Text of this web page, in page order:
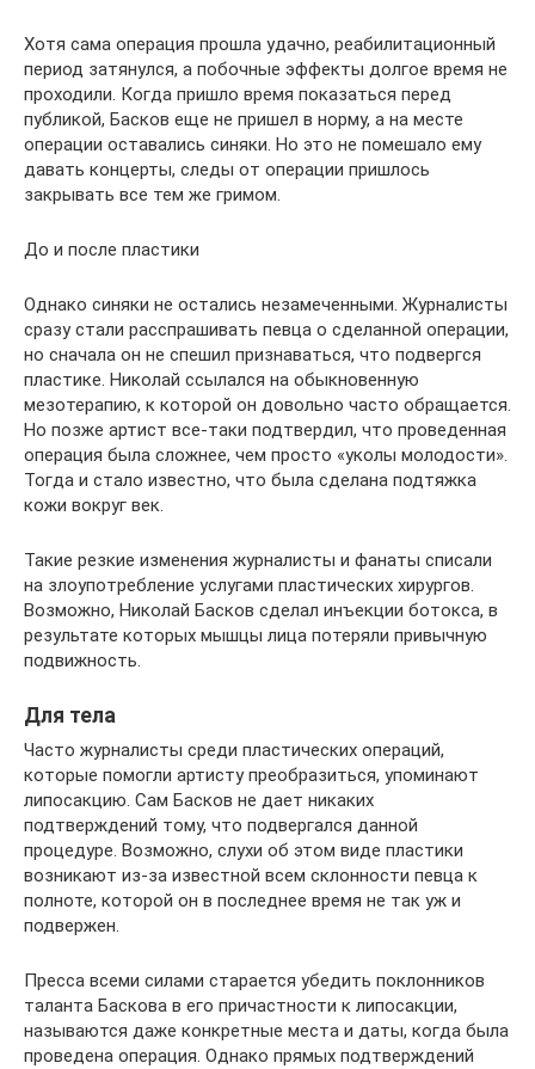
Хотя сама операция прошла удачно, реабилитационный
период затянулся, а побочные эффекты долгое время не
проходили. Когда пришло время показаться перед
публикой, Басков еще не пришел в норму, а на месте
операции оставались синяки. Но это не помешало ему
давать концерты, следы от операции пришлось
закрывать все тем же гримом.
До и после пластики
Однако синяки не остались незамеченными. Журналисты
сразу стали расспрашивать певца о сделанной операции,
но сначала он не спешил признаваться, что подвергся
пластике. Николай ссылался на обыкновенную
мезотерапию, к которой он довольно часто обращается.
Но позже артист все-таки подтвердил, что проведенная
операция была сложнее, чем просто «уколы молодости».
Тогда и стало известно, что была сделана подтяжка
кожи вокруг век.
Такие резкие изменения журналисты и фанаты списали
на злоупотребление услугами пластических хирургов.
Возможно, Николай Басков сделал инъекции ботокса, в
результате которых мышцы лица потеряли привычную
подвижность.
Для тела
Часто журналисты среди пластических операций,
которые помогли артисту преобразиться, упоминают
липосакцию. Сам Басков не дает никаких
подтверждений тому, что подвергался данной
процедуре. Возможно, слухи об этом виде пластики
возникают из-за известной всем склонности певца к
полноте, которой он в последнее время не так уж и
подвержен.
Пресса всеми силами старается убедить поклонников
таланта Баскова в его причастности к липосакции,
называются даже конкретные места и даты, когда была
проведена операция. Однако прямых подтверждений